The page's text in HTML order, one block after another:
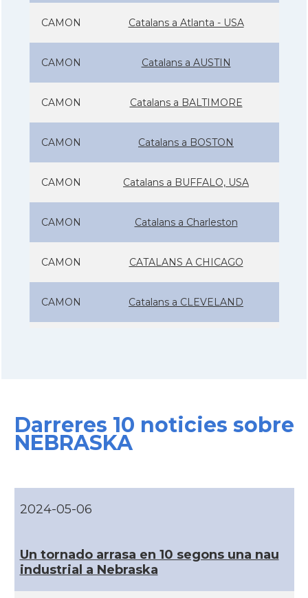
CAMON Catalans a Atlanta - USA
CAMON Catalans a AUSTIN
CAMON Catalans a BALTIMORE
CAMON Catalans a BOSTON
CAMON Catalans a BUFFALO, USA
CAMON Catalans a Charleston
CAMON CATALANS A CHICAGO
CAMON Catalans a CLEVELAND
CAMON Catalans a CONNECTICUT
CAMON
Darreres 10 noticies sobre
NEBRASKA
2024-05-06
Un tornado arrasa en 10 segons una nau
industrial a Nebraska